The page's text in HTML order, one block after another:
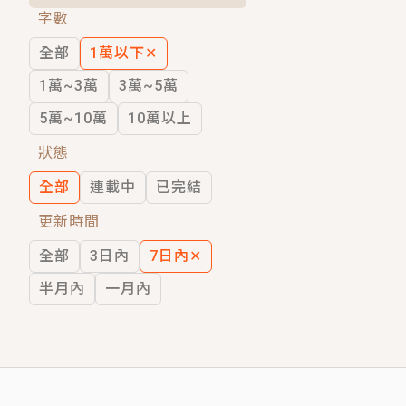
穿越｜《穿越遠古後成了野人娘子》你
字數
全部
1萬以下✕
1萬~3萬
3萬~5萬
5萬~10萬
10萬以上
狀態
全部
連載中
已完結
更新時間
全部
3日內 7日內 ✕
半月內
一月內